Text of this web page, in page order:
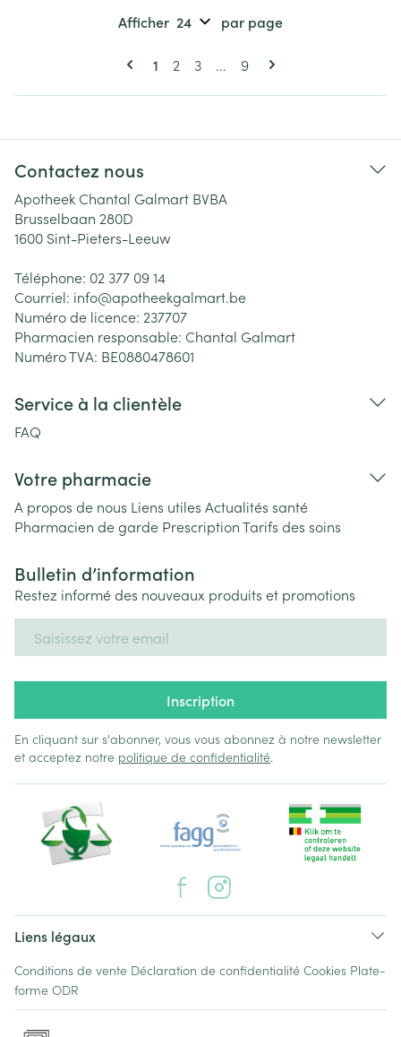
Pages
Vous lisez actuellement la page
1 Page
2 Page
3 ... Page
9
Afficher par page
Contactez nous
Apotheek Chantal Galmart BVBA
Brusselbaan 280D
1600 Sint-Pieters-Leeuw
Téléphone: 02 377 09 14
Courriel: info@apotheekgalmart.be
Numéro de licence: 237707
Pharmacien responsable: Chantal Galmart
Numéro TVA: BE0880478601
Service à la clientèle
FAQ
Votre pharmacie
A propos de nous Liens utiles Actualités santé
Pharmacien de garde PrescriptionTarifs des soins
Bulletin d’information
Restez informé des nouveaux produits et promotions
Inscription
En cliquant sur s'abonner, vous vous abonnez à notre newsletter
et acceptez notre politique de confidentialité.
Liens légaux
Conditions de vente Déclaration de confidentialité Cookies Plate-
forme ODR